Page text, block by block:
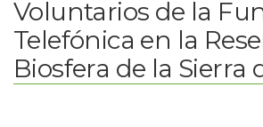
Voluntarios de la
Telefónica en la
Biosfera de la Sierra